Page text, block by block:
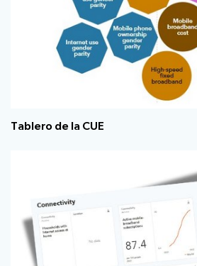
Tablero de la CUE